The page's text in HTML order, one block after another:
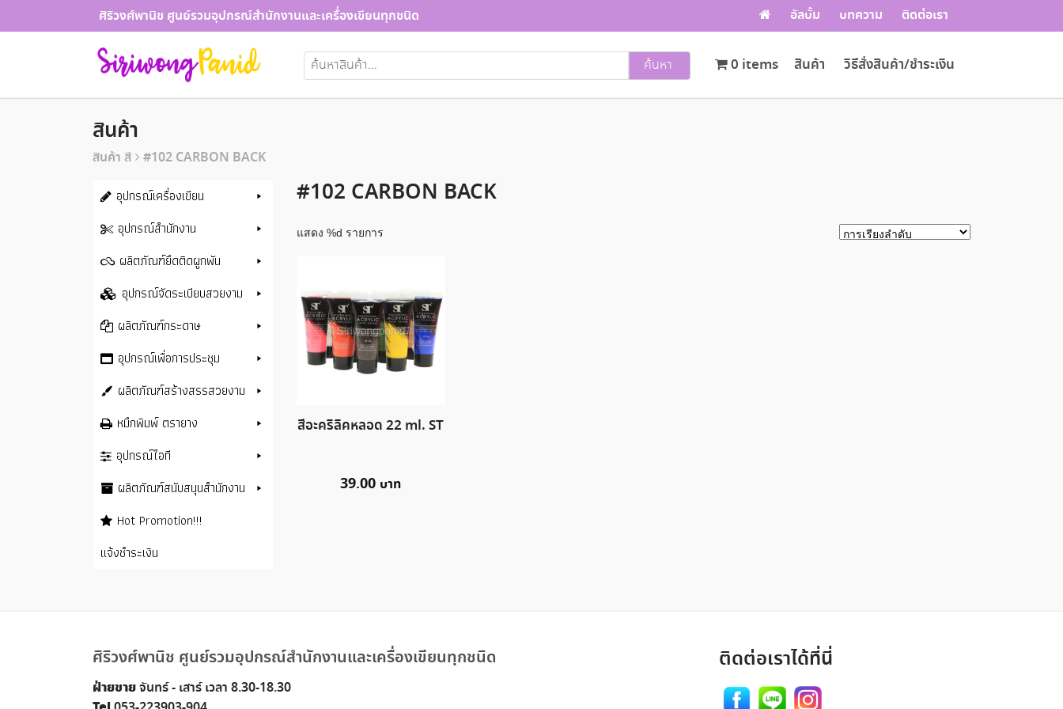
to
ศิริวงศ์พานิช ศูนย์รวมอุปกรณ์สำนักงานและเครื่องเขียนทุกชนิด อัลบั้ม บทความ ติดต่อเรา
ค้นหา: ค้นหา สินค้า วิธีสั่งสินค้า/ชำระเงิน
0 items
สินค้า
สินค้า สี #102 CARBON BACK
#102 CARBON BACK
แสดง %d รายการ
สีอะคริลิคหลอด 22 ml. ST
39.00
อุปกรณ์เครื่องเขียน
อุปกรณ์สำนักงาน
ผลิตภัณฑ์ยึดติดผูกพัน
อุปกรณ์จัดระเบียบสวยงาม
ผลิตภัณฑ์กระดาษ
อุปกรณ์เพื่อการประชุม
ผลิตภัณฑ์สร้างสรรสวยงาม
หมึกพิมพ์ ตรายาง
อุปกรณ์ไอที
ผลิตภัณฑ์สนับสนุนสำนักงาน
Hot Promotion!!!
แจ้งชำระเงิน
ศิริวงศ์พานิช ศูนย์รวมอุปกรณ์สำนักงานและเครื่องเขียนทุกชนิด
ฝ่ายขายจันทร์ - เสาร์ เวลา 8.30-18.30
ติดต่อเราได้ที่นี่